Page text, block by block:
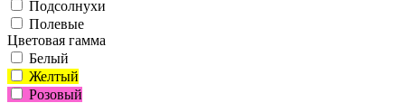
Подсолнухи
Полевые
Цветовая гамма
Белый
Желтый
Розовый